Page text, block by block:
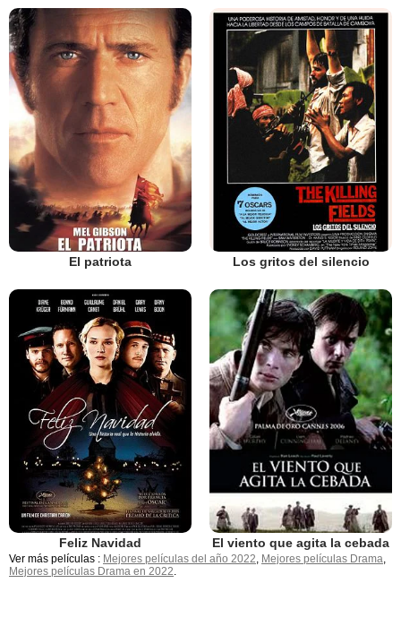
El patriota Los gritos del silencio
Feliz Navidad El viento que agita la cebada
Ver más películas : Mejores películas del año 2022 Mejores películas Drama
Mejores películas Drama en 2022